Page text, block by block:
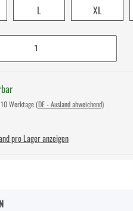
L XL
Werktage (DE - Ausland abweichend)
pro Lager anzeigen